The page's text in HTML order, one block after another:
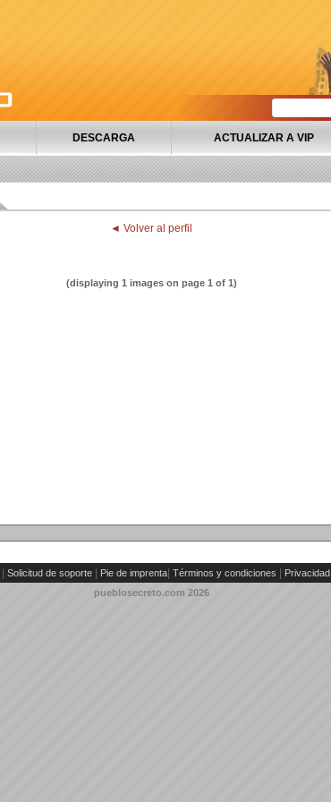
DESCARGA ACTUALIZAR A VIP
◄ Volver al perfil
(displaying 1 images on page 1 of 1)
Solicitud de soporte Pie de imprenta| Términos y condiciones
Privacidad
pueblosecreto.com 2026